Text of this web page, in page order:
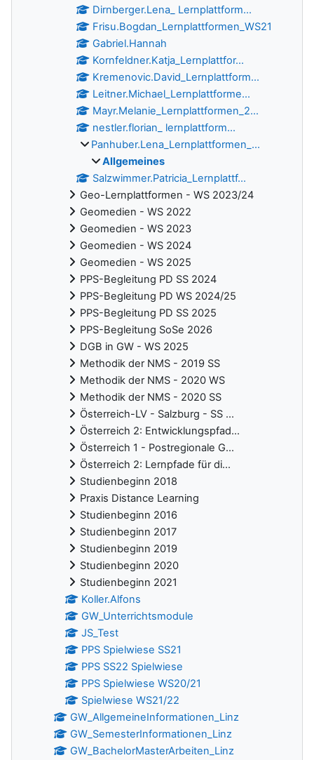
Dirnberger.Lena_ Lernplattform...
Frisu.Bogdan_Lernplattformen_WS21
Gabriel.Hannah
Kornfeldner.Katja_Lernplattfor...
Kremenovic.David_Lernplattform...
Leitner.Michael_Lernplattforme...
Mayr.Melanie_Lernplattformen_2...
nestler.florian_ lernplattform...
Panhuber.Lena_Lernplattformen_...
Allgemeines
Salzwimmer.Patricia_Lernplattf...
Geo-Lernplattformen - WS 2023/24
Geomedien - WS 2022
Geomedien - WS 2023
Geomedien - WS 2024
Geomedien - WS 2025
PPS-Begleitung PD SS 2024
PPS-Begleitung PD WS 2024/25
PPS-Begleitung PD SS 2025
PPS-Begleitung SoSe 2026
DGB in GW - WS 2025
Methodik der NMS - 2019 SS
Methodik der NMS - 2020 WS
Methodik der NMS - 2020 SS
Österreich-LV - Salzburg - SS ...
Österreich 2: Entwicklungspfad...
Österreich 1 - Postregionale G...
Österreich 2: Lernpfade für di...
Studienbeginn 2018
Praxis Distance Learning
Studienbeginn 2016
Studienbeginn 2017
Studienbeginn 2019
Studienbeginn 2020
Studienbeginn 2021
Koller.Alfons
GW_Unterrichtsmodule
JS_Test
PPS Spielwiese SS21
PPS SS22 Spielwiese
PPS Spielwiese WS20/21
Spielwiese WS21/22
GW_AllgemeineInformationen_Linz
GW_SemesterInformationen_Linz
GW_BachelorMasterArbeiten_Linz